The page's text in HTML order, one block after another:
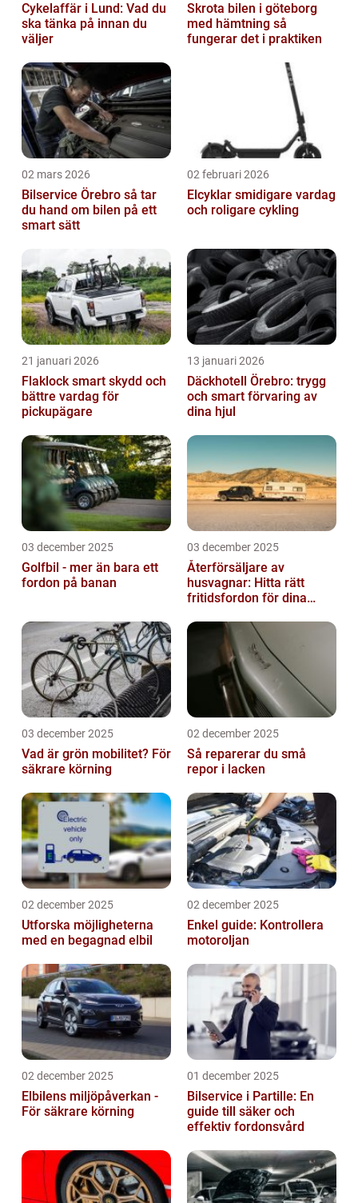
Cykelaffär i Lund: Vad du
ska tänka på innan du
väljer
Skrota bilen i göteborg
med hämtning så
fungerar det i praktiken
02 mars 2026
Bilservice Örebro så tar
du hand om bilen på ett
smart sätt
02 februari 2026
Elcyklar smidigare vardag
och roligare cykling
21 januari 2026
Flaklock smart skydd och
bättre vardag för
pickupägare
13 januari 2026
Däckhotell Örebro: trygg
och smart förvaring av
dina hjul
03 december 2025
Golfbil - mer än bara ett
fordon på banan
03 december 2025
Återförsäljare av
husvagnar: Hitta rätt
fritidsfordon för dina
03 december 2025
Vad är grön mobilitet? För
säkrare körning
02 december 2025
Så reparerar du små
repor i lacken
02 december 2025
Utforska möjligheterna
med en begagnad elbil
02 december 2025
Enkel guide: Kontrollera
motoroljan
02 december 2025
Elbilens miljöpåverkan -
För säkrare körning
01 december 2025
Bilservice i Partille: En
guide till säker och
effektiv fordonsvård